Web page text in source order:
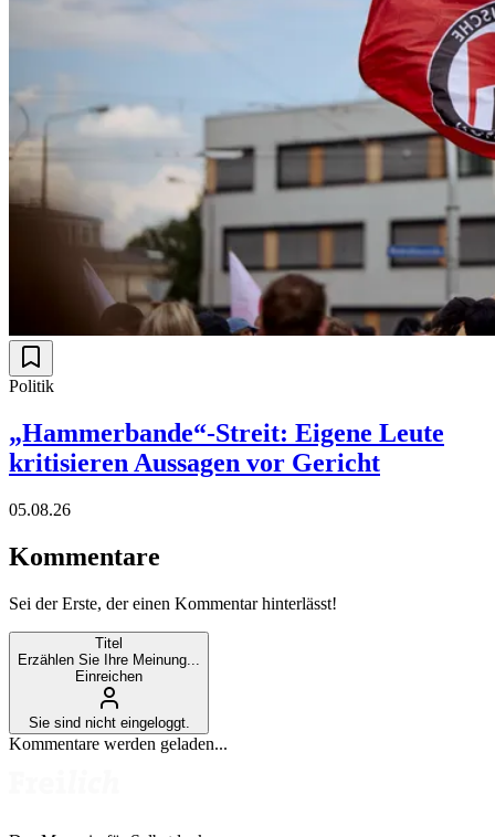
Politik
„Hammerbande“-Streit: Eigene Leute
kritisieren Aussagen vor Gericht
05.08.26
Kommentare
Sei der Erste, der einen Kommentar hinterlässt!
Titel
Erzählen Sie Ihre Meinung...
Einreichen
Sie sind nicht eingeloggt.
Kommentare werden geladen...